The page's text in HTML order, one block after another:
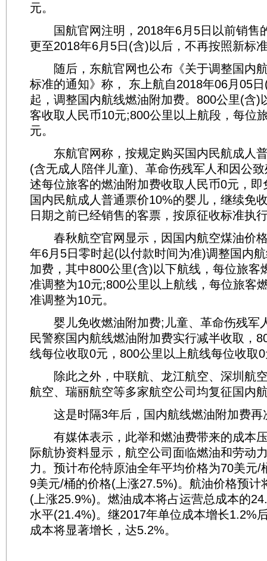
元。
国航官网注明，2018年6月5日以前销售
更至2018年6月5日(含)以后，不再按照新标
随后，东航官网也公布《关于调整国内
标准的通知》称， 东上航自2018年06月05
起，调整国内航线燃油附加费。800公里(含)
客收取人民币10元;800公里以上航段，每位
元。
东航官网称，按规定购买国内民航成人
(含无成人陪伴儿童)、革命伤残军人和因公
述每位旅客的燃油附加费收取人民币0元，
国内民航成人普通票价10%的婴儿，继续免
日期之前已经销售的客票，按原征收标准执
春秋航空官网显示，因国内航空煤油价
年6月5日零时起(以付款时间为准)调整国内
加费，其中800公里(含)以下航线，每位旅客
准调整为10元;800公里以上航线，每位旅客
准调整为10元。
婴儿免收燃油附加费;儿童、革命伤残军
民警察国内航线燃油附加费实行减半收取，
线每位收取0元，800公里以上航线每位收取
除此之外，中联航、龙江航空、深圳航
航空、瑞丽航空等多家航空公司均复征国内
这是时隔3年后，国内航线燃油附加费再
有媒体表示，此举和燃油费带来的成本
际航协资料显示，航空公司面临燃油和劳动
力。预计布伦特原油全年平均价格为70美元/
9美元/桶的价格(上涨27.5%)。航油价格预计
(上涨25.9%)。燃油成本将占运营总成本的
水平(21.4%)。继2017年单位成本增长1.2%
成本将显著增长，达5.2%。